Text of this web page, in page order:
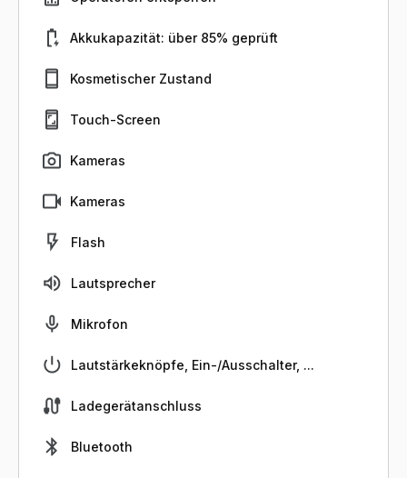
Akkukapazität: über 85% geprüft
Kosmetischer Zustand
Touch-Screen
Kameras
Kameras
Flash
Lautsprecher
Mikrofon
Lautstärkeknöpfe, Ein-/Ausschalter, ...
Ladegerätanschluss
Bluetooth